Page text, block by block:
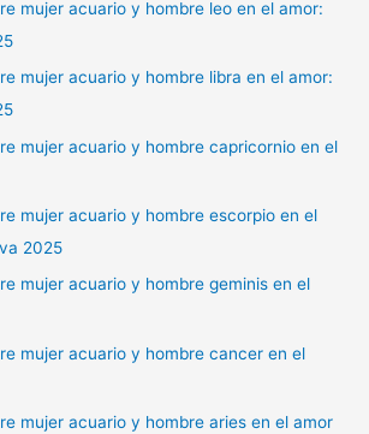
mujer acuario y hombre leo en el amor:
mujer acuario y hombre libra en el amor:
mujer acuario y hombre capricornio en el
mujer acuario y hombre escorpio en el
2025
mujer acuario y hombre geminis en el
mujer acuario y hombre cancer en el
mujer acuario y hombre aries en el amor